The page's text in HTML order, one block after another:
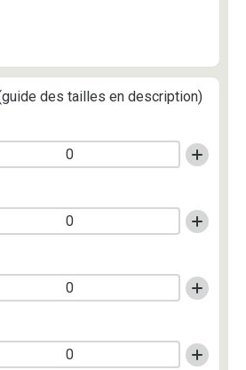
des tailles en description)